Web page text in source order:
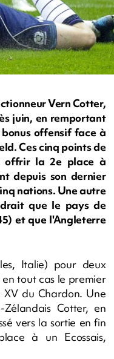
Vern Cotter,
juin, en remportant
offensif face à
Ces cinq points de
offrir la 2e place à
depuis son dernier
nations. Une autre
que le pays de
et que l'Angleterre
Italie) pour deux
tout cas le premier
du Chardon. Une
Cotter, en
vers la sortie en fin
à un Ecossais,